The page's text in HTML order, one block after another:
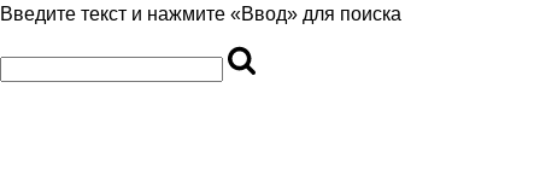
Введите текст и нажмите «Ввод» для поиска